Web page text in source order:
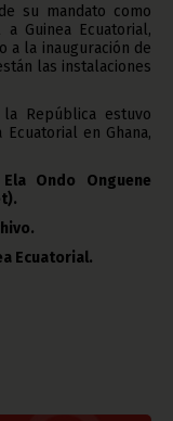
su mandato como
Guinea Ecuatorial,
a la inauguración de
las instalaciones
República estuvo
en Ghana,
Ondo Onguene
Ecuatorial.